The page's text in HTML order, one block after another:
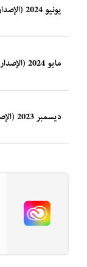
يونيو 2024 (الإصدار 6.3.0.207)
مايو 2024 (الإصدار 6.2.0.554)
ديسمبر 2023 (الإصدار 6.1.0.587)